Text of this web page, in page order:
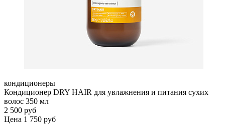
кондиционеры
Кондиционер DRY HAIR для увлажнения и питания сухих
волос 350 мл
2 500 руб
Цена 1 750 руб